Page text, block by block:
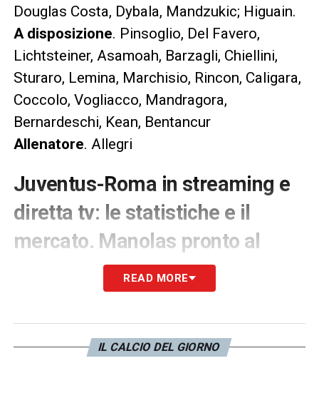
Douglas Costa, Dybala, Mandzukic; Higuain.
A disposizione. Pinsoglio, Del Favero,
Lichtsteiner, Asamoah, Barzagli, Chiellini,
Sturaro, Lemina, Marchisio, Rincon, Caligara,
Coccolo, Vogliacco, Mandragora,
Bernardeschi, Kean, Bentancur
Allenatore. Allegri
Juventus-Roma in streaming e
diretta tv: le statistiche e il
mercato. Manolas pronto al
cambio di maglia?
quello diManolas. Il greco era già in
partenza ad inizio calciomercato in direzione
READ MORE
IL CALCIO DEL GIORNO